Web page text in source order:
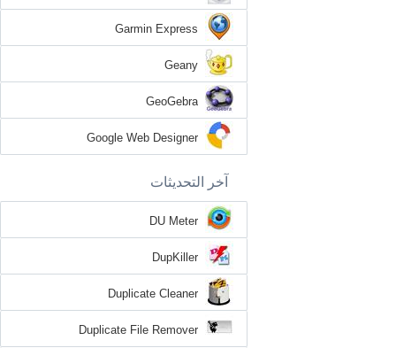
Garmin Express
Geany
GeoGebra
Google Web Designer
آخر التحديثات
DU Meter
DupKiller
Duplicate Cleaner
Duplicate File Remover